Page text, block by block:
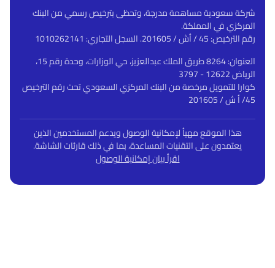
شركة سعودية مساهمة مدرجة، وتحظى بترخيص رسمي من البنك
المركزي في المملكة.
رقم الترخيص: 45 / أش / 201605. السجل التجاري: 1010262141
العنوان: 8264 طريق الملك عبدالعزيز، حي الوزارات، وحدة رقم 15،
الرياض 12622 - 3797
كوارا للتمويل مرخصة من البنك المركزي السعودي تحت رقم الترخيص
45/ أ ش / 201605
هذا الموقع مهيأ لإمكانية الوصول ويدعم المستخدمين الذين
يعتمدون على التقنيات المساعدة، بما في ذلك قارئات الشاشة.
اقرأ بيان إمكانية الوصول